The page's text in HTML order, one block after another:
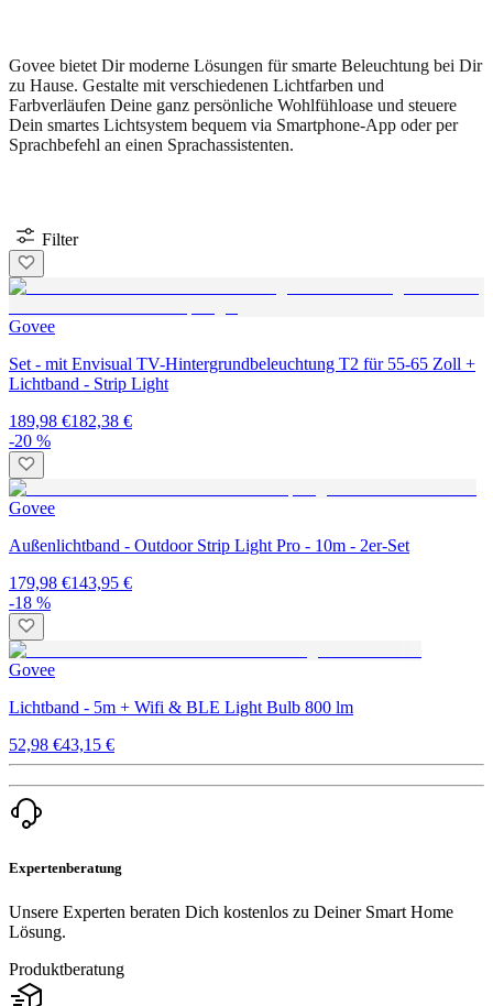
Govee bietet Dir moderne Lösungen für smarte Beleuchtung bei Dir
zu Hause. Gestalte mit verschiedenen Lichtfarben und
Farbverläufen Deine ganz persönliche Wohlfühloase und steuere
Dein smartes Lichtsystem bequem via Smartphone-App oder per
Sprachbefehl an einen Sprachassistenten.
Filter
Govee
Set - mit Envisual TV-Hintergrundbeleuchtung T2 für 55-65 Zoll +
Lichtband - Strip Light
189,98 €182,38 €
-20 %
Govee
Außenlichtband - Outdoor Strip Light Pro - 10m - 2er-Set
179,98 €143,95 €
-18 %
Govee
Lichtband - 5m + Wifi & BLE Light Bulb 800 lm
52,98 €43,15 €
Expertenberatung
Unsere Experten beraten Dich kostenlos zu Deiner Smart Home
Lösung.
Produktberatung